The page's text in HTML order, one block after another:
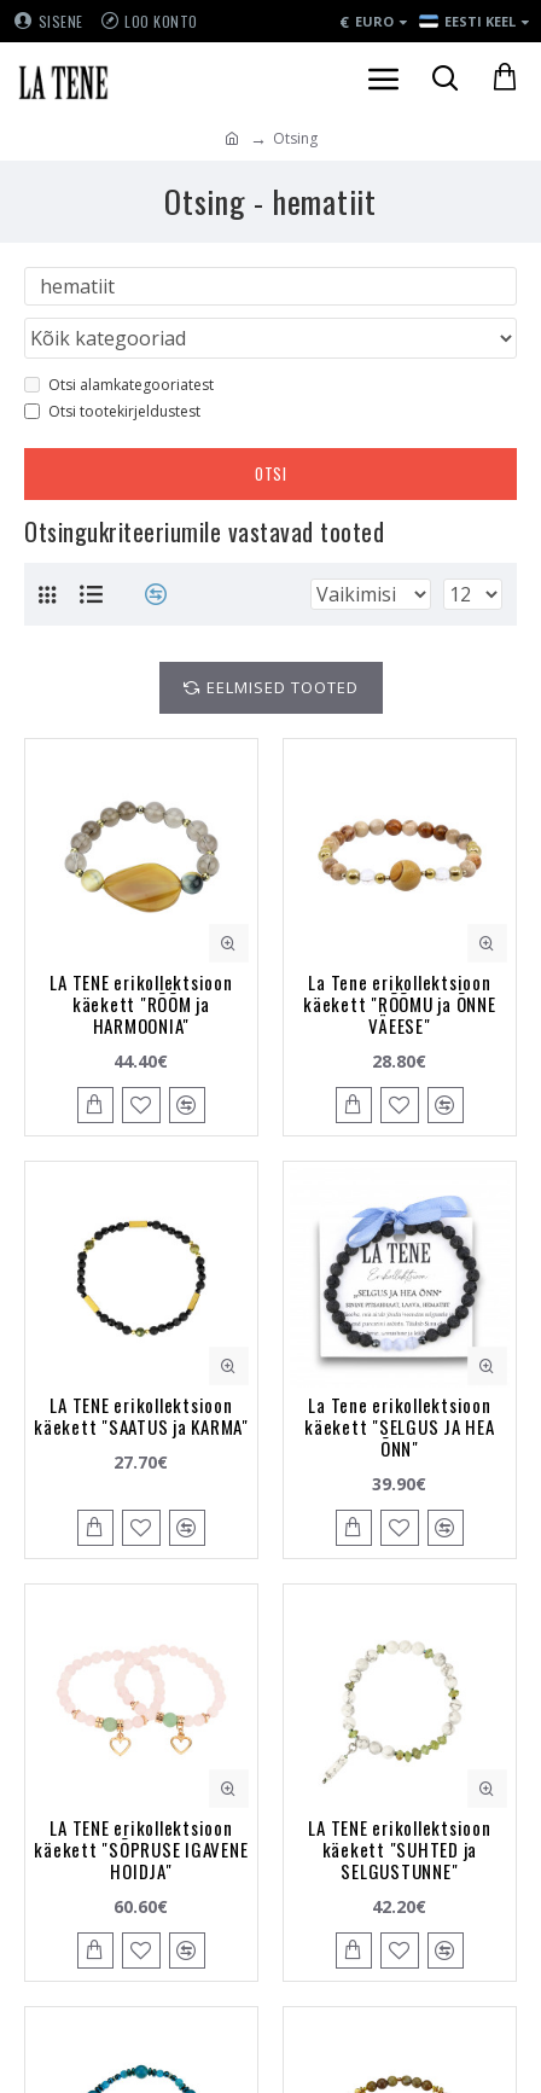
SISENE LOO KONTO € EURO EESTI KEEL
Otsing
Otsing - hematiit
Otsi alamkategooriatest
Otsi tootekirjeldustest
OTSI
Otsingukriteeriumile vastavad tooted
EELMISED TOOTED
LA TENE erikollektsioon
käekett "RÕÕM ja
HARMOONIA"
44.40€
La Tene erikollektsioon
käekett "RÕÕMU ja ÕNNE
VÄEESE"
28.80€
LA TENE erikollektsioon
käekett "SAATUS ja KARMA"
27.70€
La Tene erikollektsioon
käekett "SELGUS JA HEA
ÕNN"
39.90€
LA TENE erikollektsioon
käekett "SÕPRUSE IGAVENE
HOIDJA"
60.60€
LA TENE erikollektsioon
käekett "SUHTED ja
SELGUSTUNNE"
42.20€